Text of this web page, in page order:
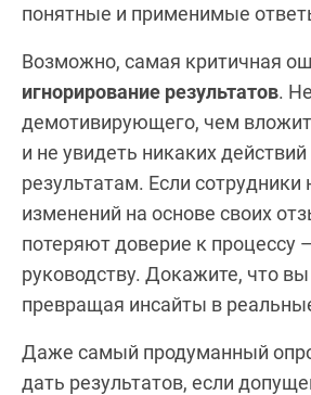
понятные и применимые
Возможно, самая критичная
игнорирование результатов.
демотивирующего, чем
и не увидеть никаких действий
результатам. Если сотрудники
изменений на основе своих
потеряют доверие к процессу
руководству. Докажите, что
превращая инсайты в
Даже самый продуманный
дать результатов, если